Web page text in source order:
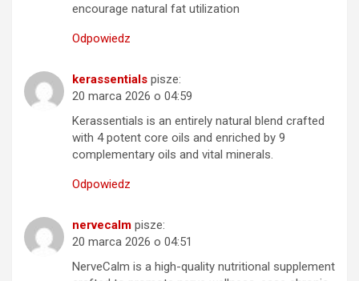
encourage natural fat utilization
Odpowiedz
kerassentials pisze:
20 marca 2026 o 04:59
Kerassentials is an entirely natural blend crafted
with 4 potent core oils and enriched by 9
complementary oils and vital minerals.
Odpowiedz
nervecalm pisze:
20 marca 2026 o 04:51
NerveCalm is a high-quality nutritional supplement